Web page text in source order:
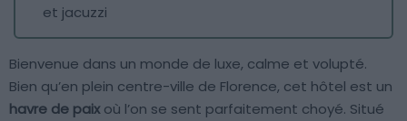
et jacuzzi
Bienvenue dans un monde de luxe, calme et volupté.
Bien qu’en plein centre-ville de Florence, cet hôtel est un
havre de paixoù l’on se sent parfaitement choyé. Situé